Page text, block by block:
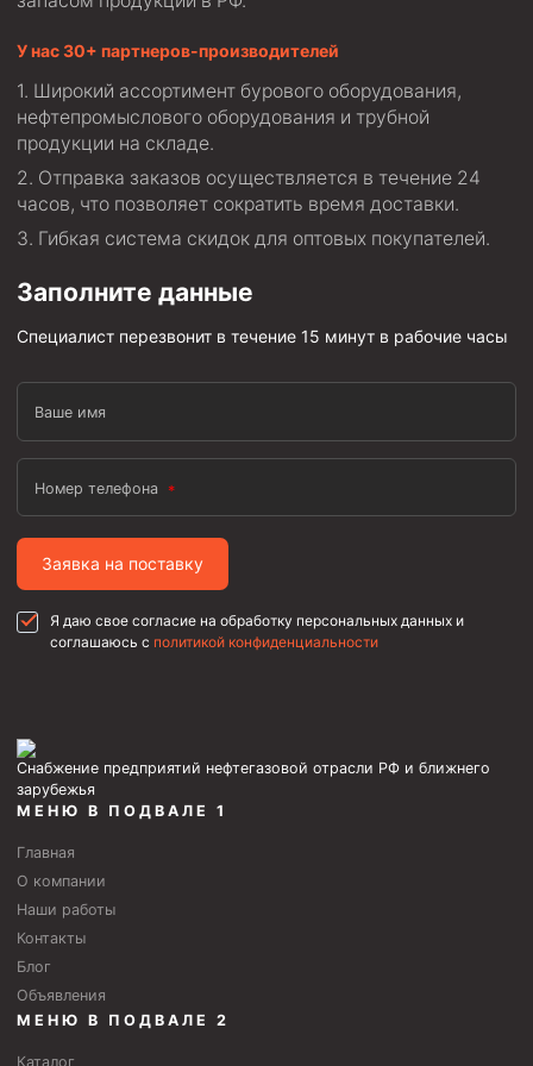
Муфта БТС 245
Муфта БТС 178
Муфта БТС 168
Муфта ОТТМ 127
Муфта ОТТМ 168
Муфта ОТТГ 168
Муфта ОТТГ 146
Муфта ОТТГ 127
Муфта ОТТГ 114
Оборудование для трубопроводов и манифольдов
высокого давления
Задвижки буровые
Противовыбросовое оборудование
Системы верхнего привода (СВП)
У нас 30+ партнеров-производителей
Широкий ассортимент бурового оборудования,
нефтепромыслового оборудования и трубной
продукции на складе.
Отправка заказов осуществляется в течение 24
часов, что позволяет сократить время доставки.
Гибкая система скидок для оптовых покупателей.
Заполните данные
Специалист перезвонит в течение 15 минут в рабочие часы
Ваше имя
Номер телефона
Заявка на поставку
Я даю свое согласие на обработку персональных данных и
соглашаюсь с политикой конфиденциальности
Снабжение предприятий нефтегазовой отрасли РФ и ближнего
зарубежья
МЕНЮ В ПОДВАЛЕ 1
Главная
О компании
Наши работы
Контакты
Блог
Объявления
МЕНЮ В ПОДВАЛЕ 2
Каталог